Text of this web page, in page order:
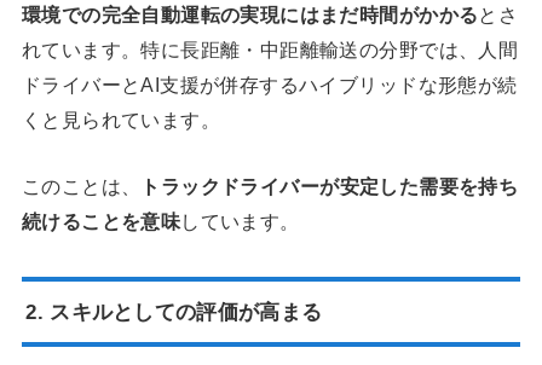
環境での完全自動運転の実現にはまだ時間がかかるとさ
れています。特に長距離・中距離輸送の分野では、人間
ドライバーとAI支援が併存するハイブリッドな形態が続
くと見られています。
このことは、
トラックドライバーが安定した需要を持ち
続けることを意味しています。
2. スキルとしての評価が高まる